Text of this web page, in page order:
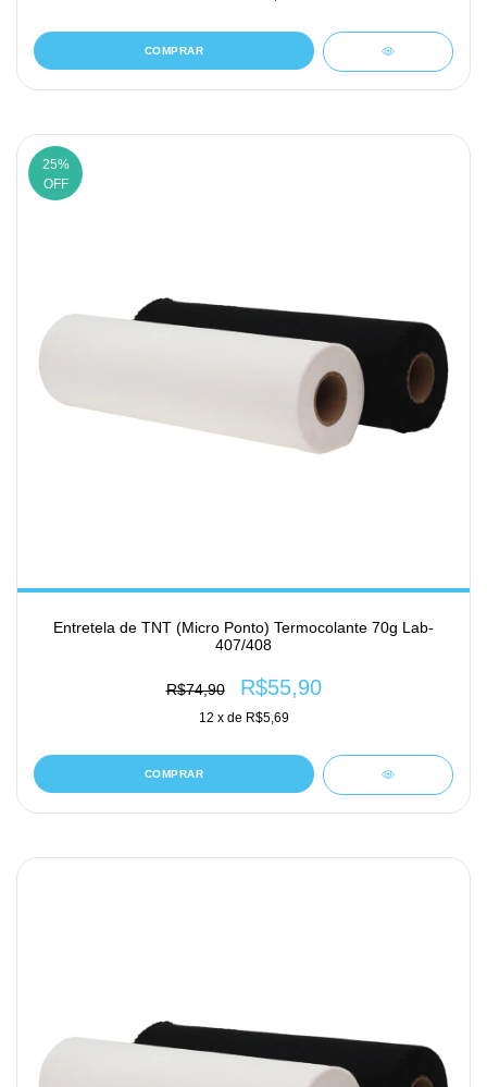
COMPRAR
25%
OFF
Entretela de TNT (Micro Ponto) Termocolante 70g Lab-
407/408
R$74,90 R$55,90
12 x de R$5,69
COMPRAR